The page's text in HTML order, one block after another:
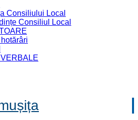
Consiliului Local
Consiliul Local